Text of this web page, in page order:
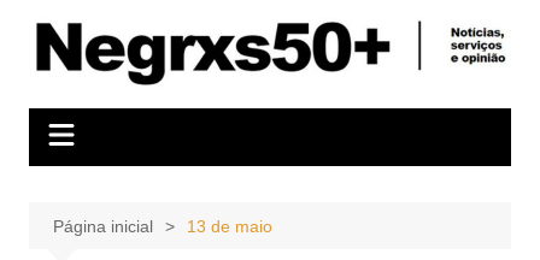
conteúdo
Página inicial 13 de maio